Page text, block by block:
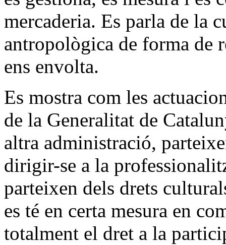
mercaderia. Es parla de la
antropològica de forma de
ens envolta.
Es mostra com les
de la Generalitat de
altra administració,
dirigir-se a la
parteixen dels drets
es té en certa mesura en
totalment el dret a la